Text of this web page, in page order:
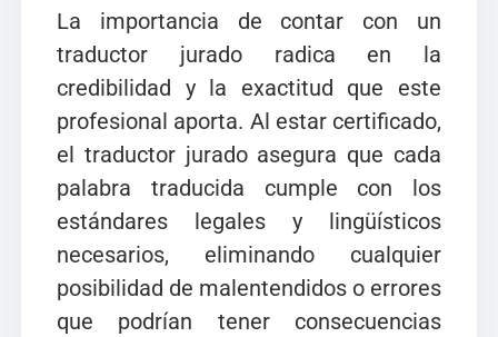
La importancia de contar con un
traductor jurado radica en la
credibilidad y la exactitud que este
profesional aporta. Al estar certificado,
el traductor jurado asegura que cada
palabra traducida cumple con los
estándares legales y lingüísticos
necesarios, eliminando cualquier
posibilidad de malentendidos o errores
que podrían tener consecuencias